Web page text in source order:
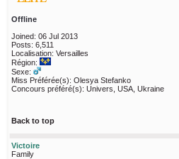
Offline
Joined: 06 Jul 2013
Posts: 6,511
Localisation: Versailles
Région:
Sexe:
Miss Préférée(s): Olesya Stefanko
Concours préféré(s): Univers, USA, Ukraine
Back to top
Victoire
Family